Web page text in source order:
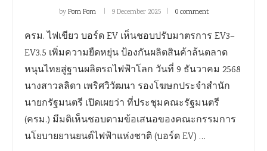
byPom Pom 9 December 2025 0 comment
ครม. ไฟเขียว บอร์ด EV เห็นชอบปรับมาตรการ EV3–
EV3.5 เพิ่มความยืดหยุ่น ป้องกันผลิตสินค้าล้นตลาด
หนุนไทยสู่ฐานผลิตรถไฟฟ้าโลก วันที่ 9 ธันวาคม 2568
นางสาวลลิดา เพริศวิวัฒนา รองโฆษกประจำสำนัก
นายกรัฐมนตรี เปิดเผยว่า ที่ประชุมคณะรัฐมนตรี
(ครม.) มีมติเห็นชอบตามข้อเสนอของคณะกรรมการ
นโยบายยานยนต์ไฟฟ้าแห่งชาติ (บอร์ด EV) …